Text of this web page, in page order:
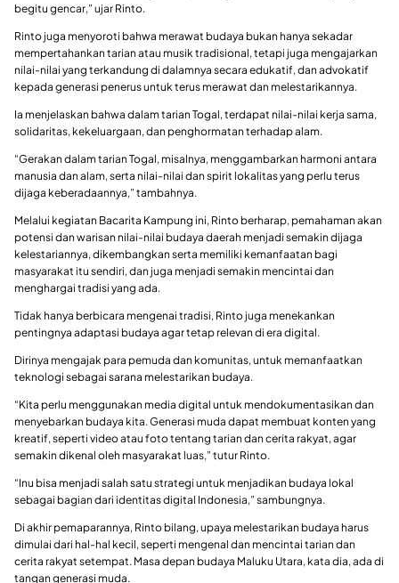
begitu gencar,” ujar Rinto.
Rinto juga menyoroti bahwa merawat budaya bukan hanya sekadar
mempertahankan tarian atau musik tradisional, tetapi juga mengajarkan
nilai-nilai yang terkandung di dalamnya secara edukatif, dan advokatif
kepada generasi penerus untuk terus merawat dan melestarikannya.
Ia menjelaskan bahwa dalam tarian Togal, terdapat nilai-nilai kerja sama,
solidaritas, kekeluargaan, dan penghormatan terhadap alam.
“Gerakan dalam tarian Togal, misalnya, menggambarkan harmoni antara
manusia dan alam, serta nilai-nilai dan spirit lokalitas yang perlu terus
dijaga keberadaannya,” tambahnya.
Melalui kegiatan Bacarita Kampung ini, Rinto berharap, pemahaman akan
potensi dan warisan nilai-nilai budaya daerah menjadi semakin dijaga
kelestariannya, dikembangkan serta memiliki kemanfaatan bagi
masyarakat itu sendiri, dan juga menjadi semakin mencintai dan
menghargai tradisi yang ada.
Tidak hanya berbicara mengenai tradisi, Rinto juga menekankan
pentingnya adaptasi budaya agar tetap relevan di era digital.
Dirinya mengajak para pemuda dan komunitas, untuk memanfaatkan
teknologi sebagai sarana melestarikan budaya.
“Kita perlu menggunakan media digital untuk mendokumentasikan dan
menyebarkan budaya kita. Generasi muda dapat membuat konten yang
kreatif, seperti video atau foto tentang tarian dan cerita rakyat, agar
semakin dikenal oleh masyarakat luas,” tutur Rinto.
“Inu bisa menjadi salah satu strategi untuk menjadikan budaya lokal
sebagai bagian dari identitas digital Indonesia,” sambungnya.
Di akhir pemaparannya, Rinto bilang, upaya melestarikan budaya harus
dimulai dari hal-hal kecil, seperti mengenal dan mencintai tarian dan
cerita rakyat setempat. Masa depan budaya Maluku Utara, kata dia, ada di
tangan generasi muda.